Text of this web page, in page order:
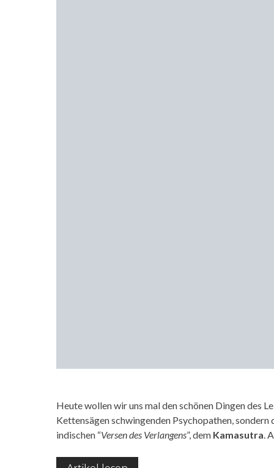
Heute wollen wir uns mal den schönen Dingen des
Kettensägen schwingenden Psychopathen,
indischen “Versen des Verlangens”, dem Kamasutra.